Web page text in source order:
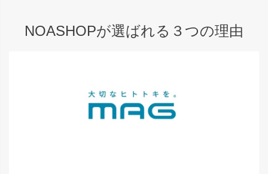
NOASHOPが選ばれる３つの理由